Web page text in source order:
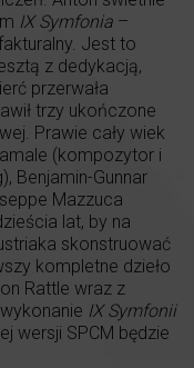
IX Symfonia –
Jest to
z dedykacją,
przerwała
trzy ukończone
Prawie cały wiek
(kompozytor i
Benjamin-Gunnar
Mazzuca
lat, by na
skonstruować
kompletne dzieło
Rattle wraz z
IX Symfonii
wersji SPCM będzie